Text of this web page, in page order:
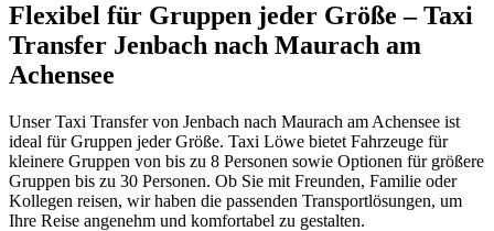
Flexibel für Gruppen jeder Größe – Taxi
Transfer Jenbach nach Maurach am
Achensee
Unser Taxi Transfer von Jenbach nach Maurach am Achensee ist
ideal für Gruppen jeder Größe. Taxi Löwe bietet Fahrzeuge für
kleinere Gruppen von bis zu 8 Personen sowie Optionen für größere
Gruppen bis zu 30 Personen. Ob Sie mit Freunden, Familie oder
Kollegen reisen, wir haben die passenden Transportlösungen, um
Ihre Reise angenehm und komfortabel zu gestalten.